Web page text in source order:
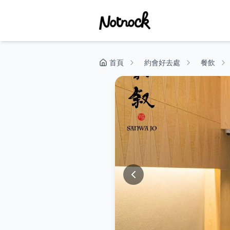
首頁 約會好去處 餐飲